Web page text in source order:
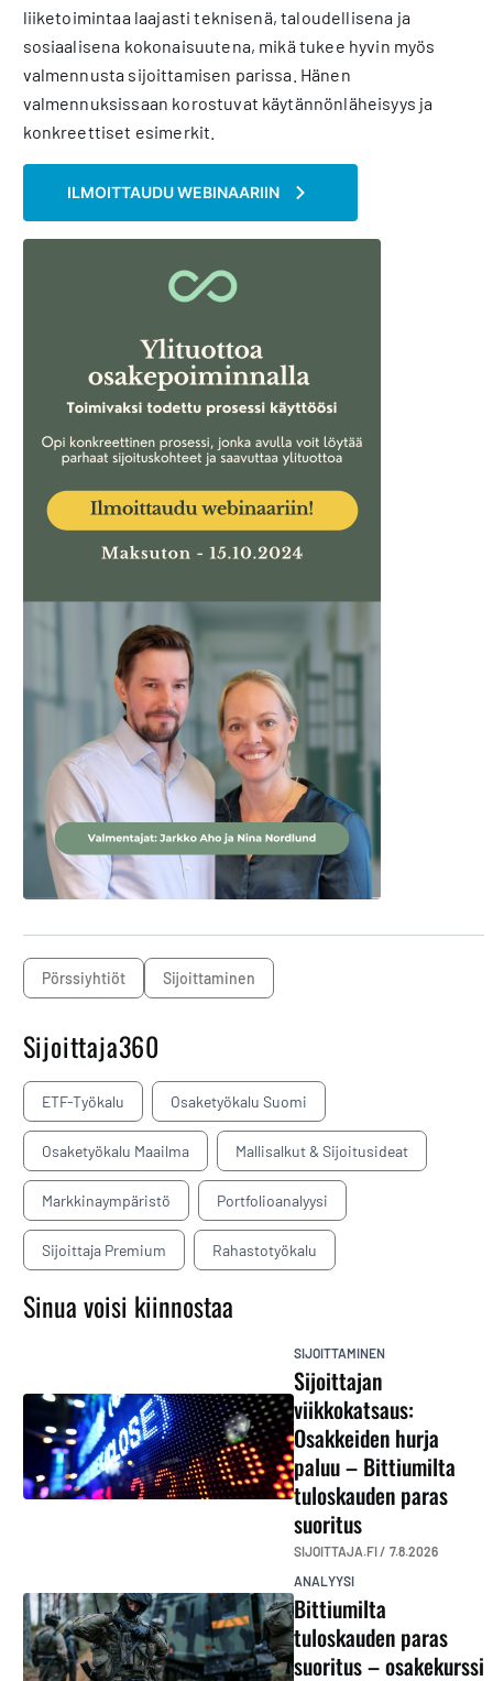
liiketoimintaa laajasti teknisenä, taloudellisena ja
sosiaalisena kokonaisuutena, mikä tukee hyvin myös
valmennusta sijoittamisen parissa. Hänen
valmennuksissaan korostuvat käytännönläheisyys ja
konkreettiset esimerkit.
ILMOITTAUDU WEBINAARIIN
pörssiyhtiöt sijoittaminen
Sijoittaja360
ETF-Työkalu Osaketyökalu Suomi
Osaketyökalu Maailma Mallisalkut & Sijoitusideat
Markkinaympäristö Portfolioanalyysi
Sijoittaja Premium Rahastotyökalu
Sinua voisi kiinnostaa
SIJOITTAMINEN
Sijoittajan
viikkokatsaus:
Osakkeiden hurja
paluu – Bittiumilta
tuloskauden paras
suoritus
SIJOITTAJA.FI / 7.8.2026
ANALYYSI
Bittiumilta
tuloskauden paras
suoritus – osakekurssi